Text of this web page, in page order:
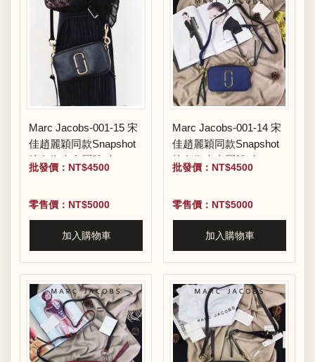
Marc Jacobs-001-15 宋
佳趙麗穎同款Snapshot
撞色復古金屬雙J扣D扣
全新電鍍Logo相機包
批發價：NT$4500
零售價：NT$5000
加入購物車
Marc Jacobs-001-14 宋
佳趙麗穎同款Snapshot
撞色復古金屬雙J扣D扣
全新電鍍Logo相機包
批發價：NT$4500
零售價：NT$5000
加入購物車